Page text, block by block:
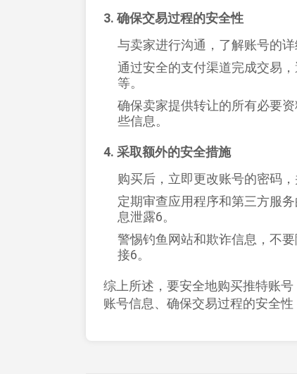
3. 确保交易过程的安全性
与卖家进行沟通，了解账号的
通过安全的支付渠道完成交易
等‌。
确保卖家提供转让的所有必要
些信息‌。
4. 采取额外的安全措施
购买后，立即更改账号的密码
定期审查应用程序和第三方服
息泄露‌6。
警惕钓鱼网站和欺诈信息，不
接‌6。
综上所述，要安全地购买推特账
账号信息、确保交易过程的安全